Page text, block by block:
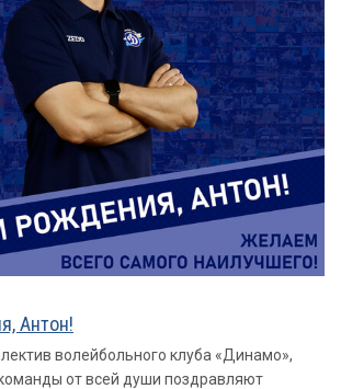
Антон!
волейбольного клуба «Динамо»,
от всей души поздравляют